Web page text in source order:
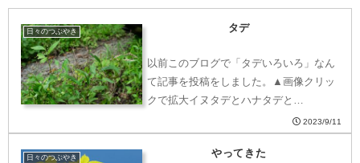
日々のつぶやき タデ
以前このブログで「タデいろいろ」なん
て記事を投稿をしました。▲画像クリッ
クで拡大イヌタデとハナタデと…
2023/9/11
日々のつぶやき やってきた